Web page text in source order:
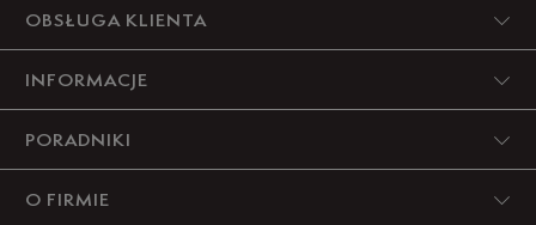
OBSŁUGA KLIENTA
INFORMACJE
PORADNIKI
O FIRMIE